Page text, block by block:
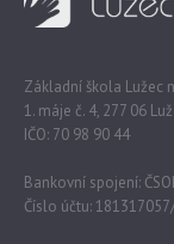
Základní škola Lužec
1. máje č. 4, 277 06
IČO: 70 98 90 44
Bankovní spojení:
Číslo účtu: